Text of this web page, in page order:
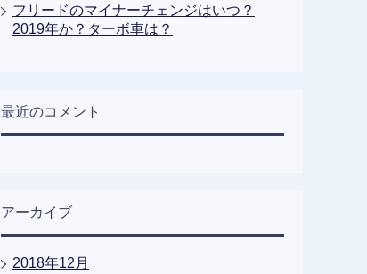
フリードのマイナーチェンジはいつ？
2019年か？ターボ車は？
最近のコメント
アーカイブ
2018年12月